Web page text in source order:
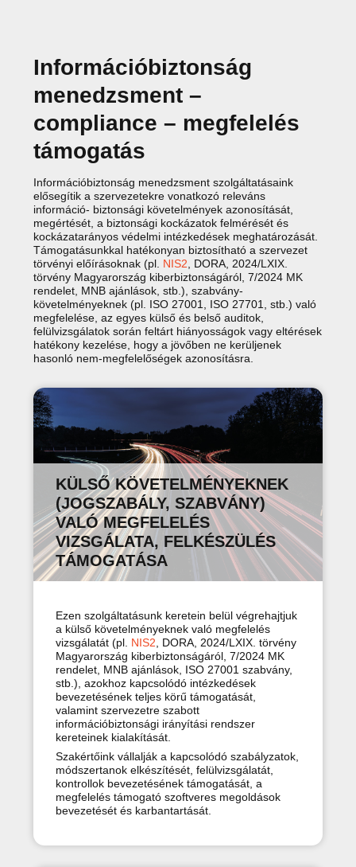
Információbiztonság
menedzsment –
compliance – megfelelés
támogatás
Információbiztonság menedzsment szolgáltatásaink
elősegítik a szervezetekre vonatkozó releváns
információ- biztonsági követelmények azonosítását,
megértését, a biztonsági kockázatok felmérését és
kockázatarányos védelmi intézkedések meghatározását.
Támogatásunkkal hatékonyan biztosítható a szervezet
törvényi előírásoknak (pl. NIS2 , DORA, 2024/LXIX.
törvény Magyarország kiberbiztonságáról, 7/2024 MK
rendelet, MNB ajánlások, stb.), szabvány-
követelményeknek (pl. ISO 27001, ISO 27701, stb.) való
megfelelése, az egyes külső és belső auditok,
felülvizsgálatok során feltárt hiányosságok vagy eltérések
hatékony kezelése, hogy a jövőben ne kerüljenek
hasonló nem-megfelelőségek azonosításra.
KÜLSŐ KÖVETELMÉNYEKNEK
(JOGSZABÁLY, SZABVÁNY)
VALÓ MEGFELELÉS
VIZSGÁLATA, FELKÉSZÜLÉS
TÁMOGATÁSA
Ezen szolgáltatásunk keretein belül végrehajtjuk
a külső követelményeknek való megfelelés
vizsgálatát (pl. NIS2 , DORA, 2024/LXIX. törvény
Magyarország kiberbiztonságáról, 7/2024 MK
rendelet, MNB ajánlások, ISO 27001 szabvány,
stb.), azokhoz kapcsolódó intézkedések
bevezetésének teljes körű támogatását,
valamint szervezetre szabott
információbiztonsági irányítási rendszer
kereteinek kialakítását.
Szakértőink vállalják a kapcsolódó szabályzatok,
módszertanok elkészítését, felülvizsgálatát,
kontrollok bevezetésének támogatását, a
megfelelés támogató szoftveres megoldások
bevezetését és karbantartását.